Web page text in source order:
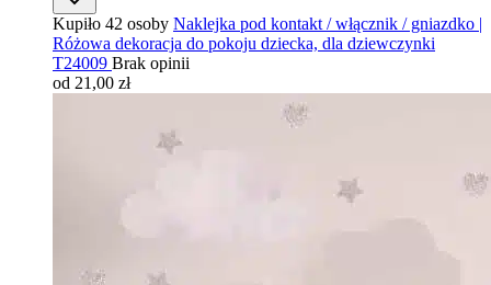
Kupiło 42 osoby Naklejka pod kontakt / włącznik / gniazdko |
Różowa dekoracja do pokoju dziecka, dla dziewczynki
T24009 Brak opinii
od 21,00 zł